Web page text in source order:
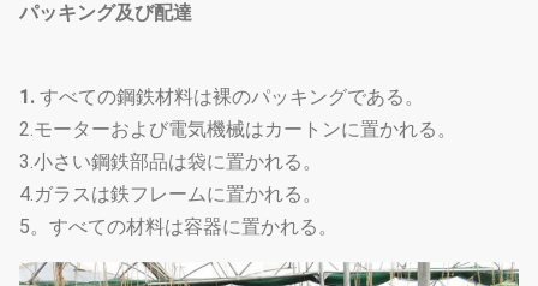
パッキング及び配達
1. すべての鋼鉄材料は裸のパッキングである。
2.モーターおよび電気機械はカートンに置かれる。
3.小さい鋼鉄部品は袋に置かれる。
4.ガラスは鉄フレームに置かれる。
5。すべての材料は容器に置かれる。